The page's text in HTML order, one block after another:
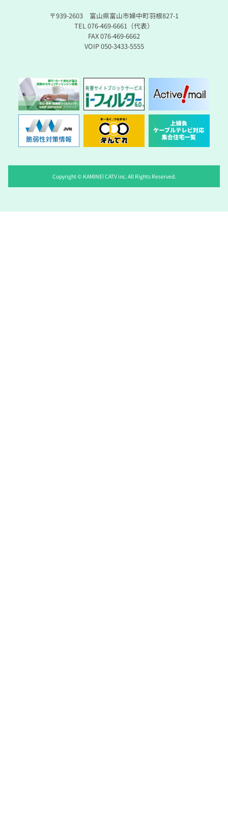
〒939-2603 富山県富山市婦中町羽根827-1
TEL 076-469-6661（代表）
FAX 076-469-6662
VOIP 050-3433-5555
Copyright © KAMINEI CATV inc. All Rights Reserved.